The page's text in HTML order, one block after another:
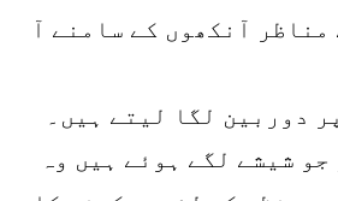
مناظر آنکھوں کے سامنے آ
دوربین لگا لیتے ہیں۔
شیشے لگے ہوئے ہیں وہ